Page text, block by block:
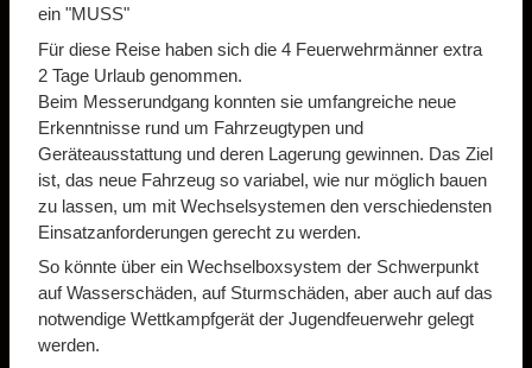
ein "MUSS"
Für diese Reise haben sich die 4 Feuerwehrmänner extra
2 Tage Urlaub genommen.
Beim Messerundgang konnten sie umfangreiche neue
Erkenntnisse rund um Fahrzeugtypen und
Geräteausstattung und deren Lagerung gewinnen. Das Ziel
ist, das neue Fahrzeug so variabel, wie nur möglich bauen
zu lassen, um mit Wechselsystemen den verschiedensten
Einsatzanforderungen gerecht zu werden.
So könnte über ein Wechselboxsystem der Schwerpunkt
auf Wasserschäden, auf Sturmschäden, aber auch auf das
notwendige Wettkampfgerät der Jugendfeuerwehr gelegt
werden.